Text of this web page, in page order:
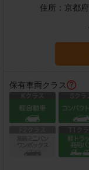
住所： 京都
保有車両クラス